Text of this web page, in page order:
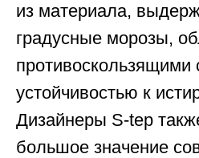
из материала,
градусные морозы,
противоскользящими
устойчивостью к
Дизайнеры S-tep
большое значение